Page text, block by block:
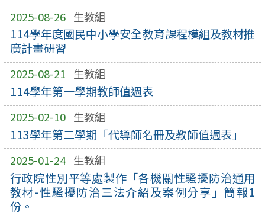
2025-08-26 生教組
114學年度國民中小學安全教育課程模組及教材推
廣計畫研習
2025-08-21 生教組
114學年第一學期教師值週表
2025-02-10 生教組
113學年第二學期「代導師名冊及教師值週表」
2025-01-24 生教組
行政院性別平等處製作「各機關性騷擾防治通用
教材-性騷擾防治三法介紹及案例分享」簡報1
份。